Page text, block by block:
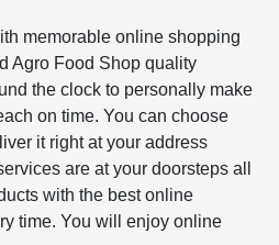
memorable online shopping
Agro Food Shop quality
the clock to personally make
on time. You can choose
it right at your address
are at your doorsteps all
with the best online
time. You will enjoy online